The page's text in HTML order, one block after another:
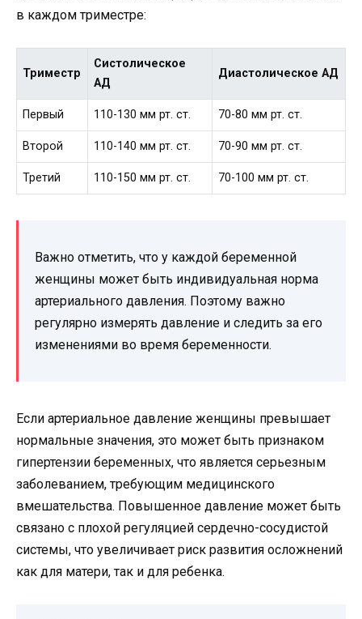
в каждом триместре:
Триместр
Систолическое
АД
Диастолическое АД
Первый 110-130 мм рт. ст. 70-80 мм рт. ст.
Второй 110-140 мм рт. ст. 70-90 мм рт. ст.
Третий 110-150 мм рт. ст. 70-100 мм рт. ст.
Важно отметить, что у каждой беременной
женщины может быть индивидуальная норма
артериального давления. Поэтому важно
регулярно измерять давление и следить за его
изменениями во время беременности.
Если артериальное давление женщины превышает
нормальные значения, это может быть признаком
гипертензии беременных, что является серьезным
заболеванием, требующим медицинского
вмешательства. Повышенное давление может быть
связано с плохой регуляцией сердечно-сосудистой
системы, что увеличивает риск развития осложнений
как для матери, так и для ребенка.